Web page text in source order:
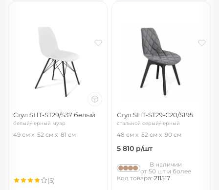
Стул SHT-ST29/S37 белый
белый/черный муар
49 см 52 см 81 см
(5)
Стул SHT-ST29-С20/S195
стальной серый/черный
48 см 52 см 90 см
5 810 р/шт
В наличии
от 50 шт и более
Код товара: 211517